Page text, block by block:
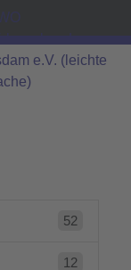
52
12